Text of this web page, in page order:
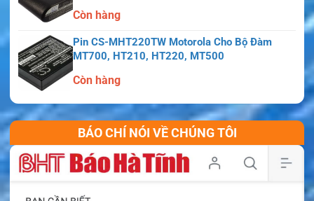
Còn hàng
Pin CS-MHT220TW Motorola Cho Bộ Đàm
MT700, HT210, HT220, MT500
Còn hàng
BÁO CHÍ NÓI VỀ CHÚNG TÔI